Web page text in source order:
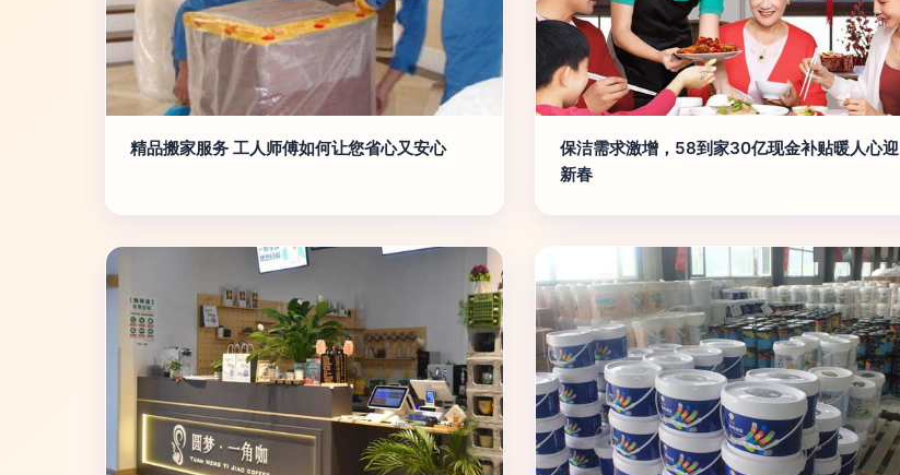
精品搬家服务 工人师傅如何让您省心又安心
保洁需求激增，58到家30亿现金补贴暖人心迎
新春